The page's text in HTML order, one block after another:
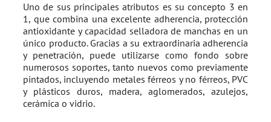
Uno de sus principales atributos es su concepto 3 en
1, que combina una excelente adherencia, protección
antioxidante y capacidad selladora de manchas en un
único producto. Gracias a su extraordinaria adherencia
y penetración, puede utilizarse como fondo sobre
numerosos soportes, tanto nuevos como previamente
pintados, incluyendo metales férreos y no férreos, PVC
y plásticos duros, madera, aglomerados, azulejos,
cerámica o vidrio.